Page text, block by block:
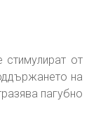
от
на
пагубно